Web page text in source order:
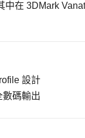
在 3DMark
設計
數碼輸出